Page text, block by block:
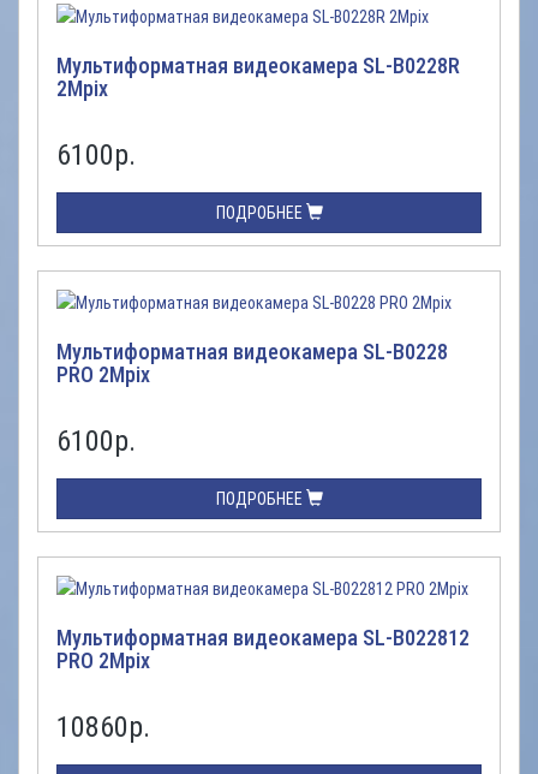
Мультиформатная видеокамера SL-B0228R
2Mpix
6100р.
ПОДРОБНЕЕ
Мультиформатная видеокамера SL-B0228
PRO 2Mpix
6100р.
ПОДРОБНЕЕ
Мультиформатная видеокамера SL-B022812
PRO 2Mpix
10860р.